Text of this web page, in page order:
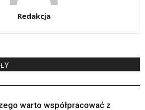
Redakcja
warto współpracować z